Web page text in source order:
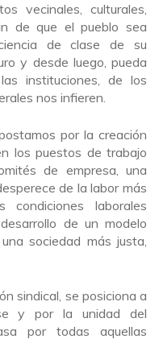
vecinales, culturales,
de que el pueblo sea
de clase de su
y desde luego, pueda
instituciones, de los
nos infieren.
por la creación
los puestos de trabajo
de empresa, una
de la labor más
laborales
de un modelo
sociedad más justa,
sindical, se posiciona a
y por la unidad del
por todas aquellas